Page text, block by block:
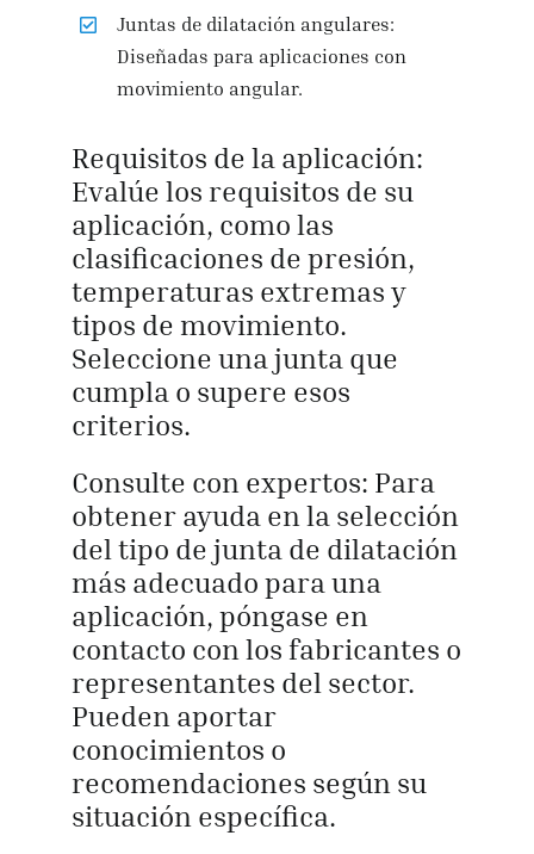
Juntas de dilatación angulares:
Diseñadas para aplicaciones con
movimiento angular.
Requisitos de la aplicación:
Evalúe los requisitos de su
aplicación, como las
clasificaciones de presión,
temperaturas extremas y
tipos de movimiento.
Seleccione una junta que
cumpla o supere esos
criterios.
Consulte con expertos: Para
obtener ayuda en la selección
del tipo de junta de dilatación
más adecuado para una
aplicación, póngase en
contacto con los fabricantes o
representantes del sector.
Pueden aportar
conocimientos o
recomendaciones según su
situación específica.